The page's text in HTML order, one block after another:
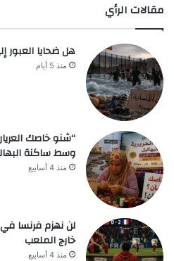
مقالات الرأي
هل ضحايا العبور
منذ 5 أيام
“شنو خاصك
وسط ساكنة
منذ 4 أسابيع
لن نهزم فرنسا
خارج الملعب
منذ 4 أسابيع